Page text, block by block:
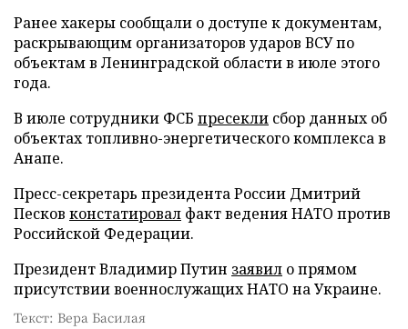
Ранее хакеры сообщали о доступе к документам,
раскрывающим организаторов ударов ВСУ по
объектам в Ленинградской области в июле этого
года.
В июле сотрудники ФСБ пресекли сбор данных об
объектах топливно-энергетического комплекса в
Анапе.
Пресс-секретарь президента России Дмитрий
Песков констатировал факт ведения НАТО против
Российской Федерации.
Президент Владимир Путин заявил о прямом
присутствии военнослужащих НАТО на Украине.
Текст: Вера Басилая